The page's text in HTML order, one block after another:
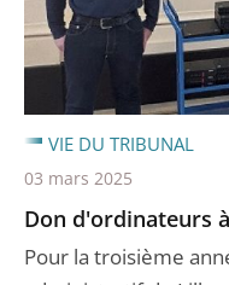
Don d'ordinateurs
Pour la troisième
VIE DU TRIBUNAL
03 mars 2025